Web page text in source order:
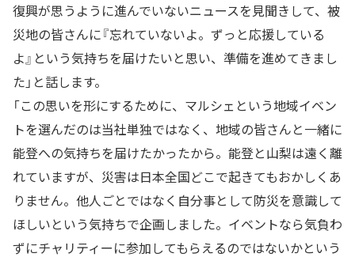
復興が思うように進んでいないニュースを見聞きして、被
災地の皆さんに『忘れていないよ。ずっと応援している
よ』という気持ちを届けたいと思い、準備を進めてきまし
た」と話します。
「この思いを形にするために、マルシェという地域イベン
トを選んだのは当社単独ではなく、地域の皆さんと一緒に
能登への気持ちを届けたかったから。能登と山梨は遠く離
れていますが、災害は日本全国どこで起きてもおかしくあ
りません。他人ごとではなく自分事として防災を意識して
ほしいという気持ちで企画しました。イベントなら気負わ
ずにチャリティーに参加してもらえるのではないかという